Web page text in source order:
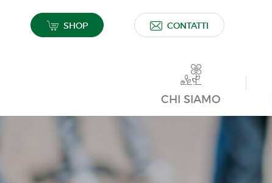
SHOP CONTATTI
CHI SIAMO